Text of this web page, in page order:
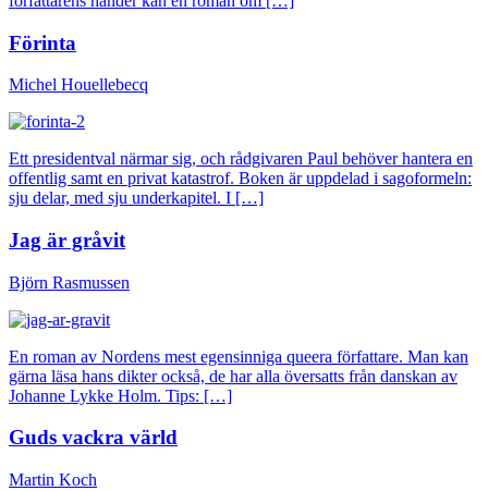
Förinta
Michel Houellebecq
Ett presidentval närmar sig, och rådgivaren Paul behöver hantera en
offentlig samt en privat katastrof. Boken är uppdelad i sagoformeln:
sju delar, med sju underkapitel. I […]
Jag är gråvit
Björn Rasmussen
En roman av Nordens mest egensinniga queera författare. Man kan
gärna läsa hans dikter också, de har alla översatts från danskan av
Johanne Lykke Holm. Tips: […]
Guds vackra värld
Martin Koch